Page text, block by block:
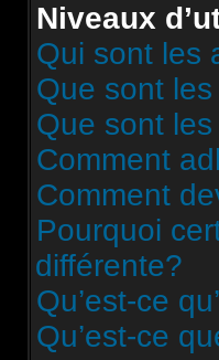
Niveaux
Qui sont les
Que sont
Que sont
Comment
Comment
Pourquoi
différente?
Qu’est-ce
Qu’est-ce